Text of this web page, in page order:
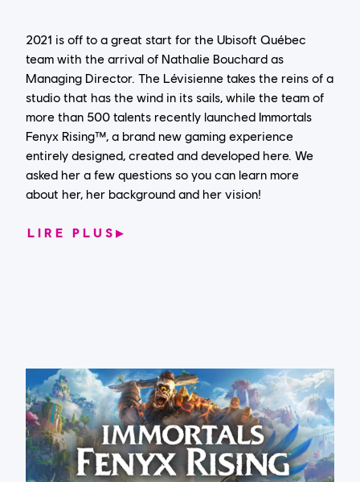
2021 is off to a great start for the Ubisoft Québec
team with the arrival of Nathalie Bouchard as
Managing Director. The Lévisienne takes the reins of a
studio that has the wind in its sails, while the team of
more than 500 talents recently launched Immortals
Fenyx Rising™, a brand new gaming experience
entirely designed, created and developed here. We
asked her a few questions so you can learn more
about her, her background and her vision!
LIRE PLUS ▶